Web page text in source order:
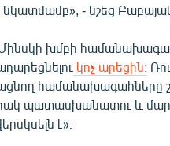
նկատմամբ», - նշեց
Մինսկի խմբի
կոչ արեցին։
համանախագահները
պատասխանատու և
է»։